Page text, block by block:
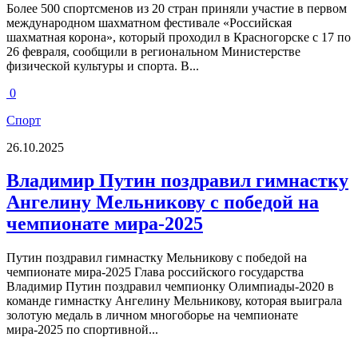
Более 500 спортсменов из 20 стран приняли участие в первом
международном шахматном фестивале «Российская
шахматная корона», который проходил в Красногорске с 17 по
26 февраля, сообщили в региональном Министерстве
физической культуры и спорта. В...
0
Спорт
26.10.2025
Владимир Путин поздравил гимнастку
Ангелину Мельникову с победой на
чемпионате мира-2025
Путин поздравил гимнастку Мельникову с победой на
чемпионате мира-2025 Глава российского государства
Владимир Путин поздравил чемпионку Олимпиады-2020 в
команде гимнастку Ангелину Мельникову, которая выиграла
золотую медаль в личном многоборье на чемпионате
мира-2025 по спортивной...